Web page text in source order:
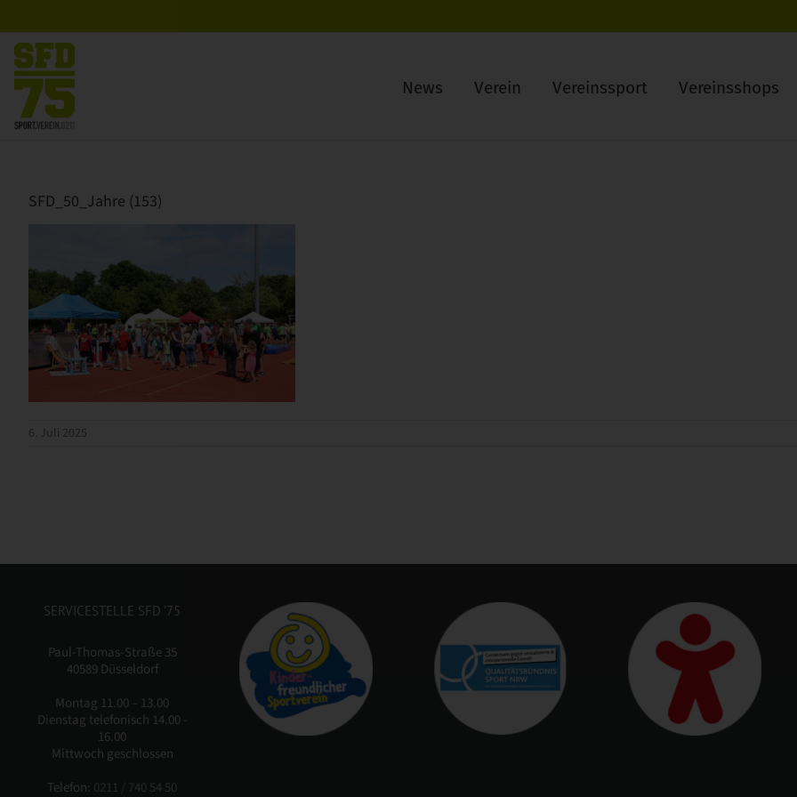
springen
News Verein Vereinssport Vereinsshops
SFD_50_Jahre (153)
6. Juli 2025
SERVICESTELLE SFD ’75
Paul-Thomas-Straße 35
40589 Düsseldorf
Montag 11.00 – 13.00
Dienstag telefonisch 14.00 -
16.00
Mittwoch geschlossen
Telefon: 0211 / 740 54 50